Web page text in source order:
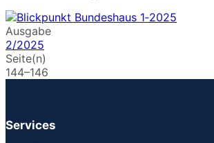
Ausgabe
2/2025
Seite(n)
144–146
Services